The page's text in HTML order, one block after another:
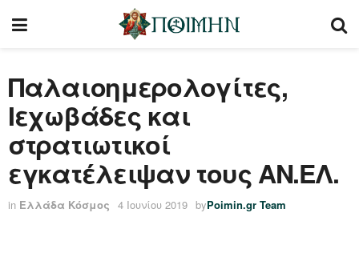
Παλαιοημερολογίτες,
Ιεχωβάδες και
στρατιωτικοί
εγκατέλειψαν τους ΑΝ.ΕΛ.
in Ελλάδα Κόσμος 4 Ιουνίου 2019 byPoimin.gr Team